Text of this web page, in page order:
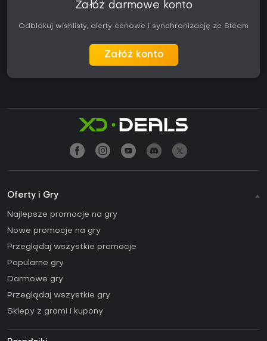
Załóż darmowe konto
Odblokuj wishlisty, alerty cenowe i synchronizację ze Steam
Załóż konto
Oferty i Gry
Najlepsze promocje na gry
Nowe promocje na gry
Przeglądaj wszystkie promocje
Popularne gry
Darmowe gry
Przeglądaj wszystkie gry
Sklepy z grami i kupony